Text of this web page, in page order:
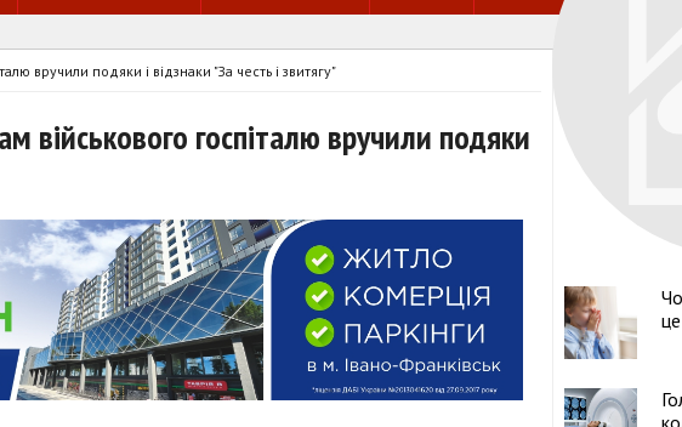
вручили подяки і відзнаки "За честь і звитягу"
військового госпіталю вручили подяки